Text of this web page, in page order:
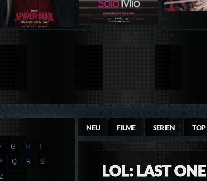
NEU FILME SERIEN TOP
LOL: LAST
G H
Q R
S
Z